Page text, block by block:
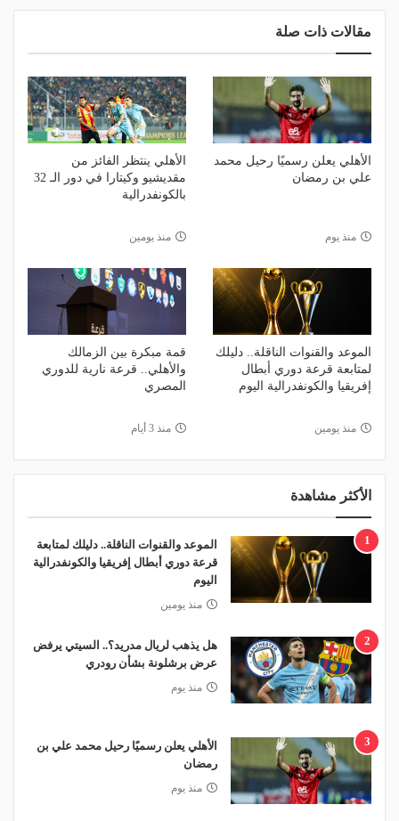
مقالات ذات صلة
الأهلي يعلن رسميًا رحيل محمد
علي بن رمضان
منذ يوم
الأهلي ينتظر الفائز من
مقديشيو وكيتارا في دور الـ 32
بالكونفدرالية
منذ يومين
الموعد والقنوات الناقلة.. دليلك
لمتابعة قرعة دوري أبطال
إفريقيا والكونفدرالية اليوم
منذ يومين
قمة مبكرة بين الزمالك
والأهلي.. قرعة نارية للدوري
المصري
منذ 3 أيام
الأكثر مشاهدة
1
الموعد والقنوات الناقلة.. دليلك لمتابعة
قرعة دوري أبطال إفريقيا والكونفدرالية
اليوم
منذ يومين
2
هل يذهب لريال مدريد؟.. السيتي يرفض
عرض برشلونة بشأن رودري
منذ يوم
3
الأهلي يعلن رسميًا رحيل محمد علي بن
رمضان
منذ يوم